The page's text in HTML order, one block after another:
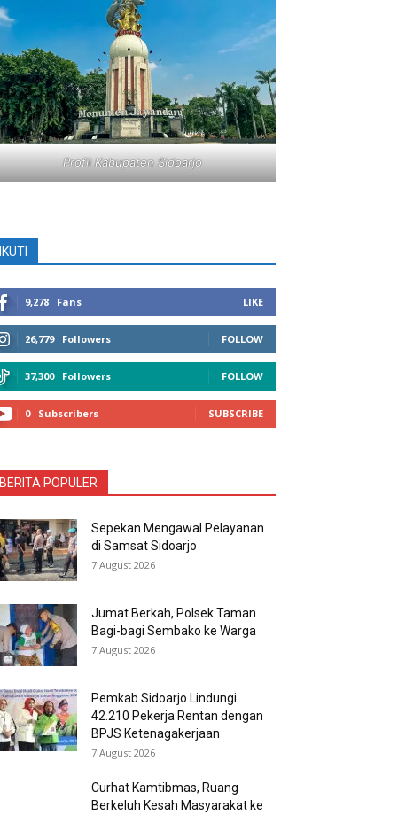
Profil Kabupaten Sidoarjo
IKUTI
9,278 Fans LIKE
26,779 Followers FOLLOW
37,300 Followers FOLLOW
0 Subscribers SUBSCRIBE
BERITA POPULER
Sepekan Mengawal Pelayanan
di Samsat Sidoarjo
7 August 2026
Jumat Berkah, Polsek Taman
Bagi-bagi Sembako ke Warga
7 August 2026
Pemkab Sidoarjo Lindungi
42.210 Pekerja Rentan dengan
BPJS Ketenagakerjaan
7 August 2026
Curhat Kamtibmas, Ruang
Berkeluh Kesah Masyarakat ke